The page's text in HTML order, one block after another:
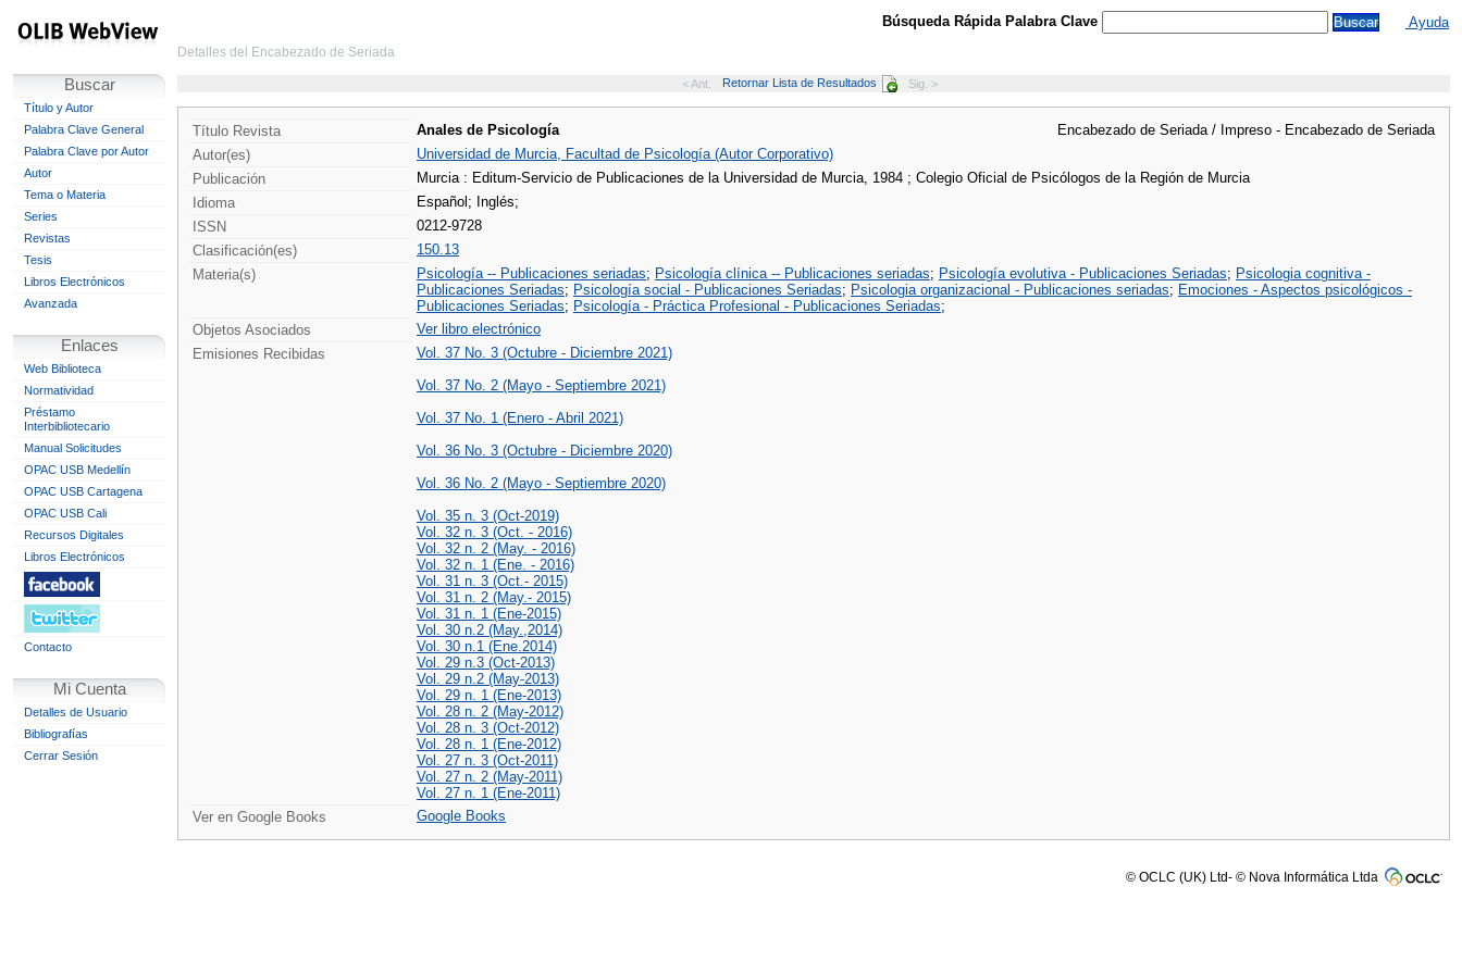
Buscar
Título y Autor
Palabra Clave General
Palabra Clave por Autor
Autor
Tema o Materia
Series
Revistas
Tesis
Libros Electrónicos
Avanzada
Enlaces
Web Biblioteca
Normatividad
Préstamo
Interbibliotecario
Manual Solicitudes
OPAC USB Medellín
OPAC USB Cartagena
OPAC USB Cali
Recursos Digitales
Libros Electrónicos
Contacto
Mi Cuenta
Detalles de Usuario
Bibliografías
Cerrar Sesión
Búsqueda Rápida Palabra Clave Ayuda
Detalles del Encabezado de Seriada
< Ant. Retornar Lista de Resultados Sig. >
Título Revista Anales de Psicología
Encabezado de Seriada / Impreso - Encabezado de Seriada
Autor(es)
Universidad de Murcia, Facultad de Psicología (Autor Corporativo)
Publicación
Murcia : Editum-Servicio de Publicaciones de la Universidad de Murcia, 1984 ; Colegio Oficial de Psicólogos de la Región de Murcia
Idioma
Español; Inglés;
ISSN
0212-9728
Clasificación(es)
150.13
Materia(s)
Psicología -- Publicaciones seriadas; Psicología clínica -- Publicaciones seriadas; Psicología evolutiva - Publicaciones Seriadas; Psicologia cognitiva -
Publicaciones Seriadas; Psicología social - Publicaciones Seriadas; Psicologia organizacional - Publicaciones seriadas; Emociones - Aspectos psicológicos -
Publicaciones Seriadas; Psicología - Práctica Profesional - Publicaciones Seriadas;
Objetos Asociados
Ver libro electrónico
Emisiones Recibidas
Vol. 37 No. 3 (Octubre - Diciembre 2021)
Vol. 37 No. 2 (Mayo - Septiembre 2021)
Vol. 37 No. 1 (Enero - Abril 2021)
Vol. 36 No. 3 (Octubre - Diciembre 2020)
Vol. 36 No. 2 (Mayo - Septiembre 2020)
Vol. 35 n. 3 (Oct-2019)
Vol. 32 n. 3 (Oct. - 2016)
Vol. 32 n. 2 (May. - 2016)
Vol. 32 n. 1 (Ene. - 2016)
Vol. 31 n. 3 (Oct.- 2015)
Vol. 31 n. 2 (May.- 2015)
Vol. 31 n. 1 (Ene-2015)
Vol. 30 n.2 (May.,2014)
Vol. 30 n.1 (Ene.2014)
Vol. 29 n.3 (Oct-2013)
Vol. 29 n.2 (May-2013)
Vol. 29 n. 1 (Ene-2013)
Vol. 28 n. 2 (May-2012)
Vol. 28 n. 3 (Oct-2012)
Vol. 28 n. 1 (Ene-2012)
Vol. 27 n. 3 (Oct-2011)
Vol. 27 n. 2 (May-2011)
Vol. 27 n. 1 (Ene-2011)
Ver en Google Books
Google Books
© OCLC (UK) Ltd- © Nova Informática Ltda